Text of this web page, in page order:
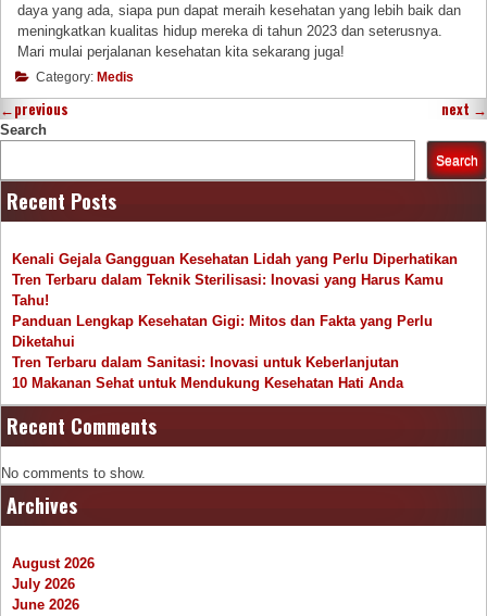
daya yang ada, siapa pun dapat meraih kesehatan yang lebih baik dan
meningkatkan kualitas hidup mereka di tahun 2023 dan seterusnya.
Mari mulai perjalanan kesehatan kita sekarang juga!
Category: Medis
←previous next →
Search
Search
Recent Posts
Kenali Gejala Gangguan Kesehatan Lidah yang Perlu Diperhatikan
Tren Terbaru dalam Teknik Sterilisasi: Inovasi yang Harus Kamu
Tahu!
Panduan Lengkap Kesehatan Gigi: Mitos dan Fakta yang Perlu
Diketahui
Tren Terbaru dalam Sanitasi: Inovasi untuk Keberlanjutan
10 Makanan Sehat untuk Mendukung Kesehatan Hati Anda
Recent Comments
No comments to show.
Archives
August 2026
July 2026
June 2026